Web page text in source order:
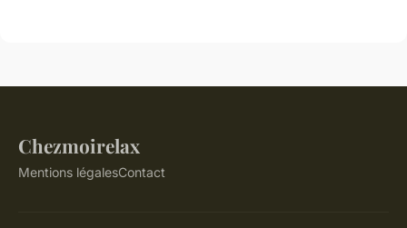
Chezmoirelax
Mentions légalesContact